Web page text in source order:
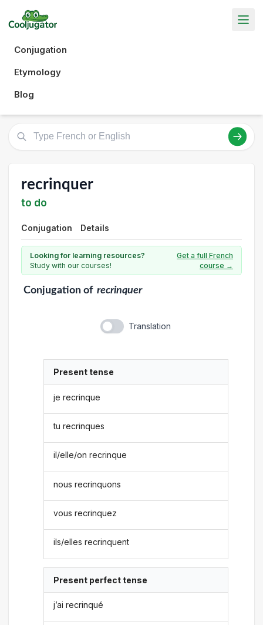
Conjugation
Etymology
Blog
recrinquer
to do
Conjugation Details
Looking for learning resources?
Study with our courses!
Get a full French
course →
Conjugationof recrinquer
Translation
Present tense
je recrinque
tu recrinques
il/elle/on recrinque
nous recrinquons
vous recrinquez
ils/elles recrinquent
Present perfect tense
j’ai recrinqué